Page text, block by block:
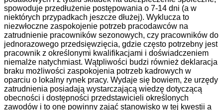
spowoduje przedłużenie postępowania o 7-14 dni (a w
niektórych przypadkach jeszcze dłużej). Wyklucza to
niezwłoczne zaspokojenie potrzeb pracodawców na
zatrudnienie pracowników sezonowych, czy pracowników do
jednorazowego przedsięwzięcia, gdzie często potrzebny jest
pracownik z określonymi kwalifikacjami i doświadczeniem
niemalże natychmiast. Wątpliwości budzi również deklaracja
braku możliwości zaspokojenia potrzeb kadrowych w
oparciu o lokalny rynek pracy. Wydaje się bowiem, że urzędy
zatrudnienia posiadają wystarczającą wiedzę dotyczącą
obecności i dostępności przedstawicieli określonych
zawodów i to one powinny zająć stanowisko w tej kwestii a